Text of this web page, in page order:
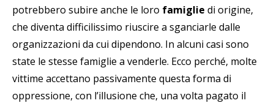
potrebbero subire anche le loro famiglie di origine,
che diventa difficilissimo riuscire a sganciarle dalle
organizzazioni da cui dipendono. In alcuni casi sono
state le stesse famiglie a venderle. Ecco perché, molte
vittime accettano passivamente questa forma di
oppressione, con l’illusione che, una volta pagato il